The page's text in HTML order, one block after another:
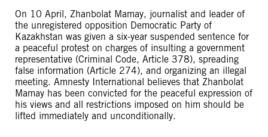
On 10 April, Zhanbolat Mamay, journalist and leader of
the unregistered opposition Democratic Party of
Kazakhstan was given a six-year suspended sentence for
a peaceful protest on charges of insulting a government
representative (Criminal Code, Article 378), spreading
false information (Article 274), and organizing an illegal
meeting. Amnesty International believes that Zhanbolat
Mamay has been convicted for the peaceful expression of
his views and all restrictions imposed on him should be
lifted immediately and unconditionally.